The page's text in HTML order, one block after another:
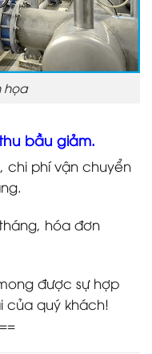
họa
bầu giảm.
chi phí vận chuyển
hóa đơn
được sự hợp
của quý khách!